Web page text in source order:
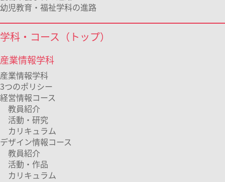
幼児教育・福祉学科の進路
学科・コース（トップ）
産業情報学科
産業情報学科
3つのポリシー
経営情報コース
教員紹介
活動・研究
カリキュラム
デザイン情報コース
教員紹介
活動・作品
カリキュラム